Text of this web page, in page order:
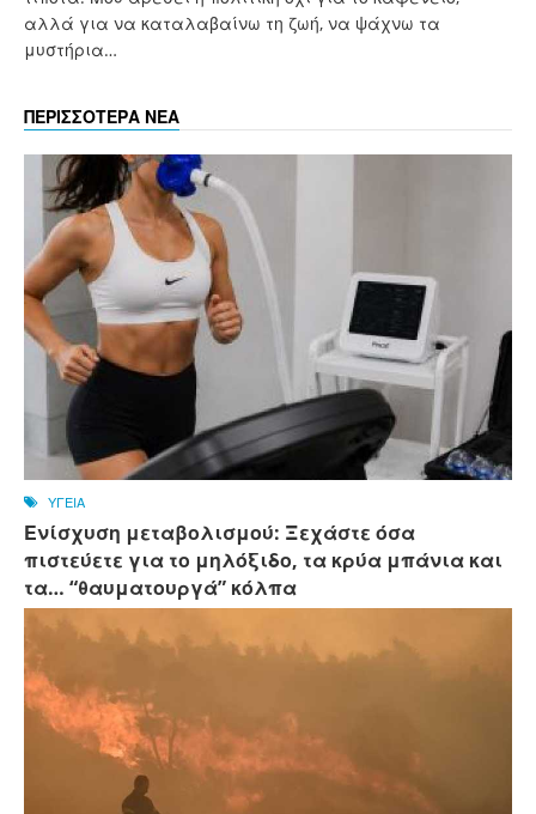
αλλά για να καταλαβαίνω τη ζωή, να ψάχνω τα
μυστήρια…
ΠΕΡΙΣΣΟΤΕΡΑ ΝΕΑ
ΥΓΕΙΑ
Ενίσχυση μεταβολισμού: Ξεχάστε όσα
πιστεύετε για το μηλόξιδο, τα κρύα μπάνια και
τα… “θαυματουργά” κόλπα